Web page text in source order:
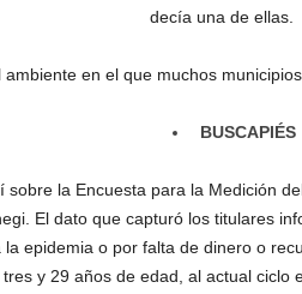
decía una de ellas.
ambiente en el que muchos
BUSCAPIÉS
sobre la Encuesta para la Medición
El dato que capturó los titulares
la epidemia o por falta de dinero o
y 29 años de edad, al actual ciclo